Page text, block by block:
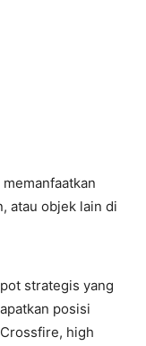
atau objek lain di
strategis yang
posisi
high